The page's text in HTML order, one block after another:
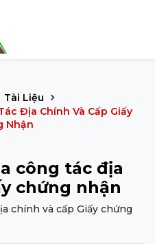
Tài Liệu
Địa Chính Và Cấp Giấy
Nhận
công tác địa
chứng nhận
chính và cấp Giấy chứng